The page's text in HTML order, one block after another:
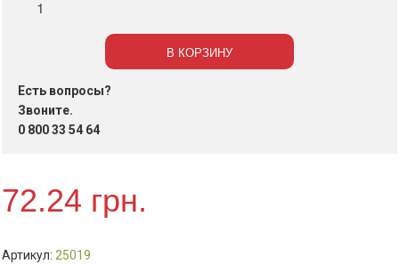
Бумага
28
см*50м
В КОРЗИНУ
Есть вопросы?
Звоните.
0 800 33 54 64
72.24 грн.
Артикул: 25019